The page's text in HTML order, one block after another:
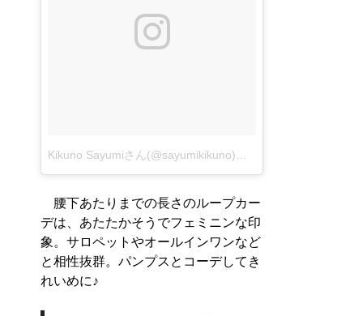
腰下あたりまでの長さのループカー
デは、あたたかそうでフェミニンな印
象。サロペットやオールインワンなど
と相性抜群。パンプスとコーデしてき
れいめに♪